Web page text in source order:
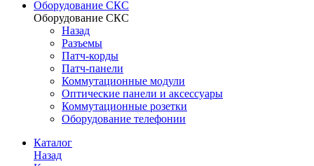
Оборудование СКС
Оборудование СКС
Назад
Разъемы
Патч-корды
Патч-панели
Коммутационные модули
Оптические панели и аксессуары
Коммутационные розетки
Оборудование телефонии
Каталог
Назад